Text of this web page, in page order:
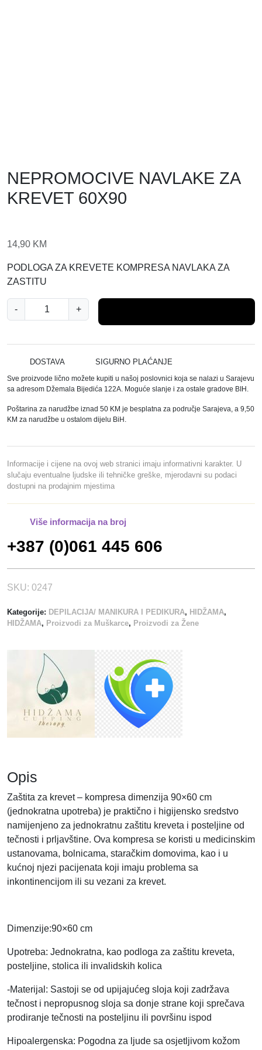
NEPROMOCIVE NAVLAKE ZA
KREVET 60X90
14,90 KM
PODLOGA ZA KREVETE KOMPRESA NAVLAKA ZA
ZASTITU
-
E
R
M
O
I
E
N
A
V
L
E
A
K
E
V
k
i
č
i
n
a
+
DOSTAVA SIGURNO PLAĆANJE
Sve proizvode lično možete kupiti u našoj poslovnici koja se nalazi u Sarajevu
sa adresom Džemala Bijedića 122A. Moguće slanje i za ostale gradove BIH.
Poštarina za narudžbe iznad 50 KM je besplatna za područje Sarajeva, a 9,50
KM za narudžbe u ostalom dijelu BiH.
Informacije i cijene na ovoj web stranici imaju informativni karakter. U
slučaju eventualne ljudske ili tehničke greške, mjerodavni su podaci
dostupni na prodajnim mjestima
Više informacija na broj
+387 (0)061 445 606
SKU: 0247
Kategorije: DEPILACIJA/ MANIKURA I PEDIKURA, HIDŽAMA,
HIDŽAMA, Proizvodi za Muškarce, Proizvodi za Žene
Opis
Zaštita za krevet – kompresa dimenzija 90×60 cm
(jednokratna upotreba) je praktično i higijensko sredstvo
namijenjeno za jednokratnu zaštitu kreveta i posteljine od
tečnosti i prljavštine. Ova kompresa se koristi u medicinskim
ustanovama, bolnicama, staračkim domovima, kao i u
kućnoj njezi pacijenata koji imaju problema sa
inkontinencijom ili su vezani za krevet.
Dimenzije:90×60 cm
Upotreba: Jednokratna, kao podloga za zaštitu kreveta,
posteljine, stolica ili invalidskih kolica
-Materijal: Sastoji se od upijajućeg sloja koji zadržava
tečnost i nepropusnog sloja sa donje strane koji sprečava
prodiranje tečnosti na posteljinu ili površinu ispod
Hipoalergenska: Pogodna za ljude sa osjetljivom kožom